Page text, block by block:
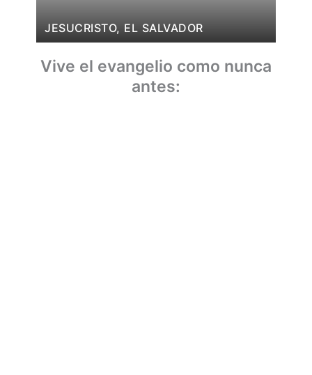
JESUCRISTO, EL SALVADOR
Vive el evangelio como nunca
antes: